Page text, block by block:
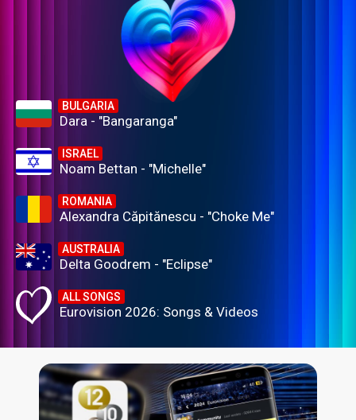
BULGARIA
Dara - "Bangaranga"
ISRAEL
Noam Bettan - "Michelle"
ROMANIA
Alexandra Căpitănescu - "Choke Me"
AUSTRALIA
Delta Goodrem - "Eclipse"
ALL SONGS
Eurovision 2026: Songs & Videos